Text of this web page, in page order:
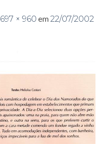
697 × 960 em22/07/2002